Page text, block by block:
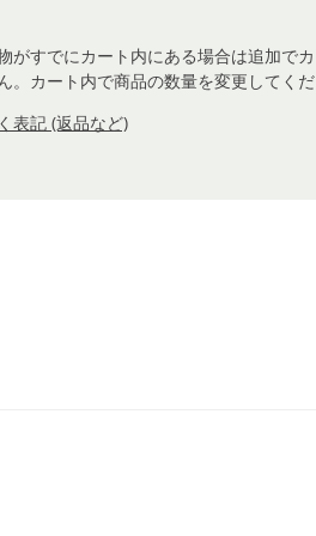
がすでにカート内にある場合は追加で
。カート内で商品の数量を変更してく
表記 (返品など)